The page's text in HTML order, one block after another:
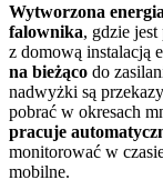
Wytworzona
falownika, gdzie
z domową instalacją
na bieżąco do
nadwyżki są
pobrać w okresach
pracuje
monitorować w
mobilne.